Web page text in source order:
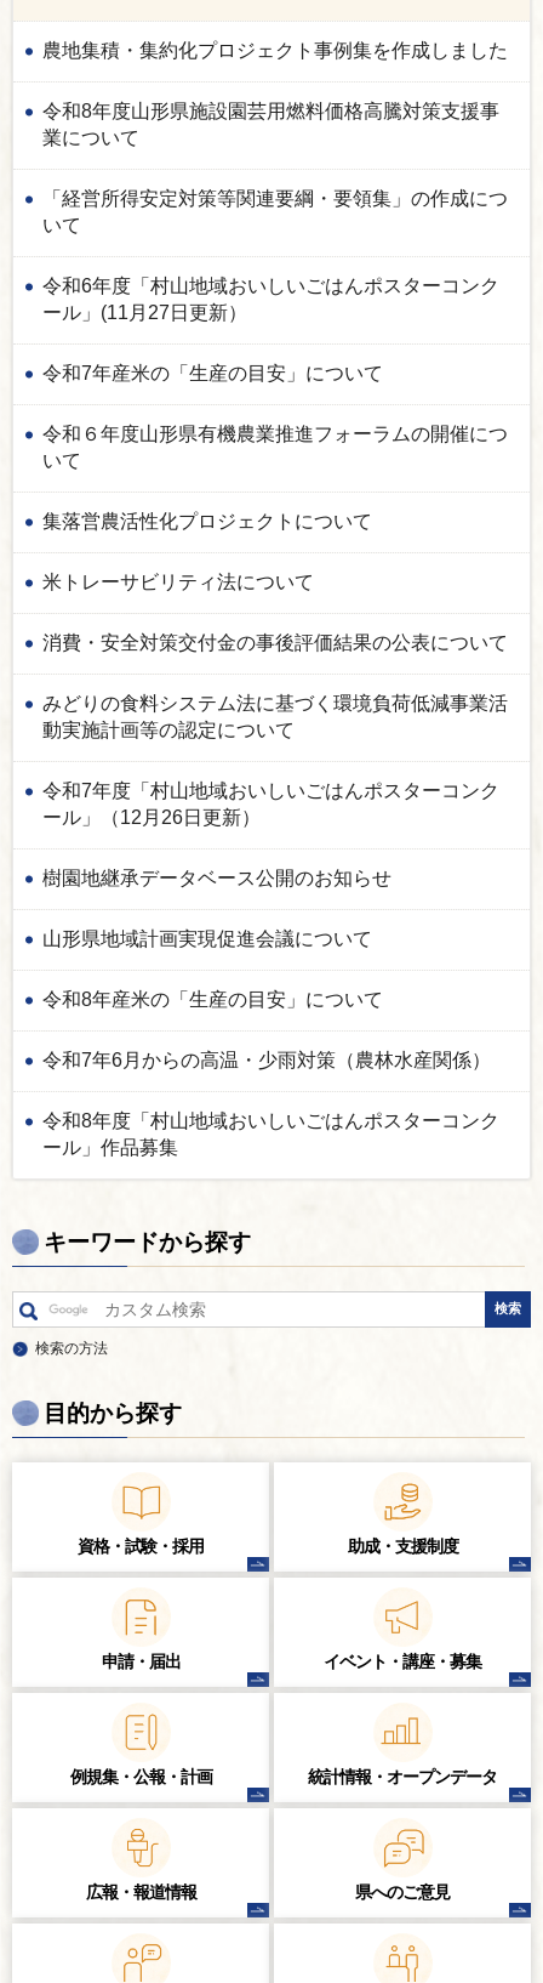
農地集積・集約化プロジェクト事例集を作成しました
令和8年度山形県施設園芸用燃料価格高騰対策支援事
業について
「経営所得安定対策等関連要綱・要領集」の作成につ
いて
令和6年度「村山地域おいしいごはんポスターコンク
ール」(11月27日更新）
令和7年産米の「生産の目安」について
令和６年度山形県有機農業推進フォーラムの開催につ
いて
集落営農活性化プロジェクトについて
米トレーサビリティ法について
消費・安全対策交付金の事後評価結果の公表について
みどりの食料システム法に基づく環境負荷低減事業活
動実施計画等の認定について
令和7年度「村山地域おいしいごはんポスターコンク
ール」（12月26日更新）
樹園地継承データベース公開のお知らせ
山形県地域計画実現促進会議について
令和8年産米の「生産の目安」について
令和7年6月からの高温・少雨対策（農林水産関係）
令和8年度「村山地域おいしいごはんポスターコンク
ール」作品募集
キーワードから探す
検索の方法
目的から探す
資格・試験・ 採用 助成・支援制度
申請・届出 イベント・講座・ 募集
例規集・公報・計画 統計情報・ オープンデータ
広報・報道情報 県へのご意見